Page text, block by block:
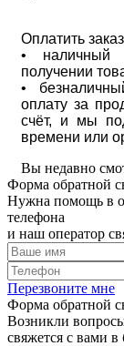
Оплатить
• наличный
получении
•
оплату за
счёт, и мы
времени или
Вы недавно
Форма обратной
Нужна помощь в
телефона
и наш оператор
Перезвоните мне
Форма обратной
Возникли
свяжется с вами